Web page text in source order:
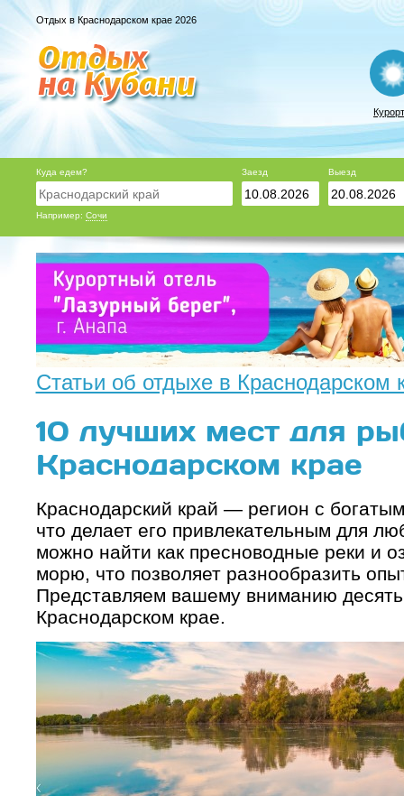
Отдых в Краснодарском крае 2026
Куда едем?
Например: Сочи
Заезд Выезд
Статьи об отдыхе в Краснодарском
10 лучших мест для
Краснодарском крае
Краснодарский край — регион с
что делает его привлекательным для
можно найти как пресноводные реки и
морю, что позволяет разнообразить
Представляем вашему вниманию
Краснодарском крае.